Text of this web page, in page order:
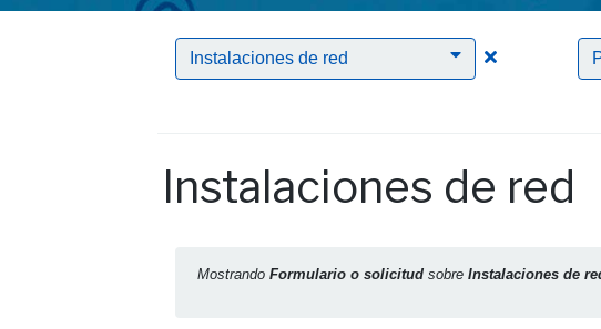
Instalaciones de red Clic para
Instalaciones de red
Mostrando Formulario o solicitud sobre Instalaciones de